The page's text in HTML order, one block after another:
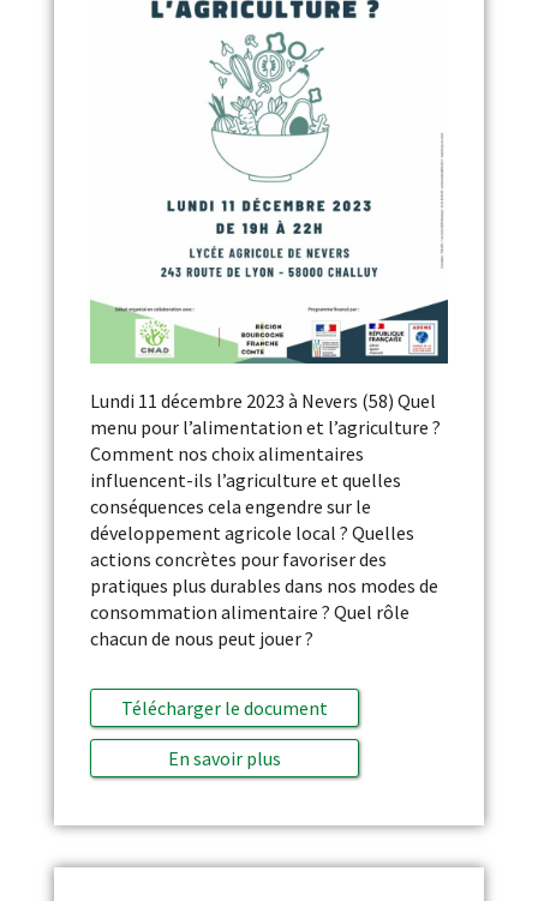
Lundi 11 décembre 2023 à Nevers (58) Quel
menu pour l’alimentation et l’agriculture ?
Comment nos choix alimentaires
influencent-ils l’agriculture et quelles
conséquences cela engendre sur le
développement agricole local ? Quelles
actions concrètes pour favoriser des
pratiques plus durables dans nos modes de
consommation alimentaire ? Quel rôle
chacun de nous peut jouer ?
Télécharger le document
En savoir plus